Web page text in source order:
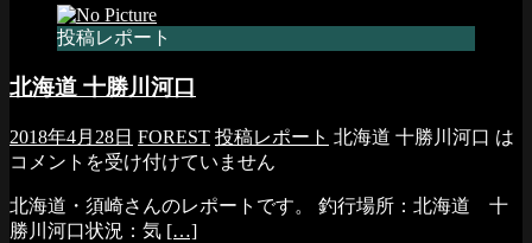
投稿レポート
北海道 十勝川河口
2018年4月28日 FOREST 投稿レポート 北海道 十勝川河口 は
コメントを受け付けていません
北海道・須崎さんのレポートです。 釣行場所：北海道 十
勝川河口状況：気 […]